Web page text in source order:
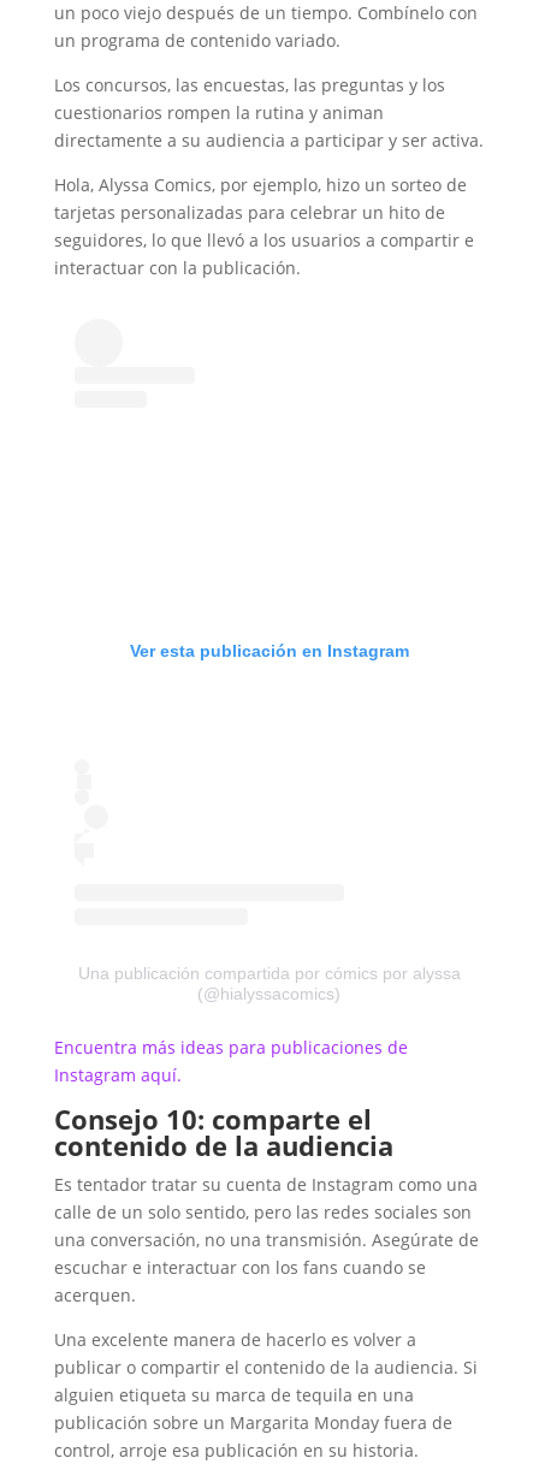
un poco viejo después de un tiempo. Combínelo con
un programa de contenido variado.
Los concursos, las encuestas, las preguntas y los
cuestionarios rompen la rutina y animan
directamente a su audiencia a participar y ser activa.
Hola, Alyssa Comics, por ejemplo, hizo un sorteo de
tarjetas personalizadas para celebrar un hito de
seguidores, lo que llevó a los usuarios a compartir e
interactuar con la publicación.
Ver esta publicación en Instagram
Una publicación compartida por cómics por alyssa
(@hialyssacomics)
Encuentra más ideas para publicaciones de
Instagram aquí.
Consejo 10: comparte el
contenido de la audiencia
Es tentador tratar su cuenta de Instagram como una
calle de un solo sentido, pero las redes sociales son
una conversación, no una transmisión. Asegúrate de
escuchar e interactuar con los fans cuando se
acerquen.
Una excelente manera de hacerlo es volver a
publicar o compartir el contenido de la audiencia. Si
alguien etiqueta su marca de tequila en una
publicación sobre un Margarita Monday fuera de
control, arroje esa publicación en su historia.